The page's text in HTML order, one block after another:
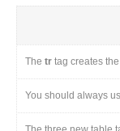
The tr tag creates
You should always